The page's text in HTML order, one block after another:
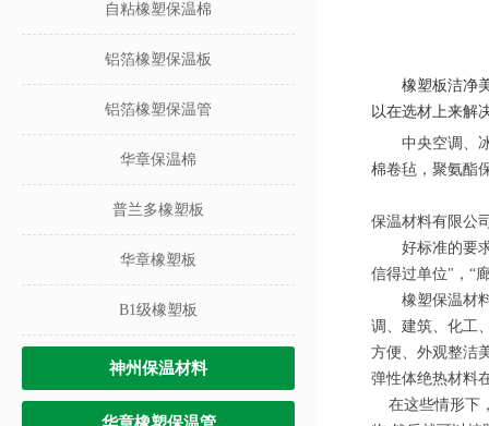
自粘橡塑保温棉
铝箔橡塑保温板
铝箔橡塑保温管
华章保温棉
普兰多橡塑板
华章橡塑板
B1级橡塑板
神州保温材料
橡塑板洁净
以在选材上来解
中央空调、
棉卷毡，聚氨酯
保温材料有限公
好标准的要
信得过单位"，“
橡塑保温材
调、建筑、化工
方便、外观整洁
弹性体绝热材料
在这些情形下